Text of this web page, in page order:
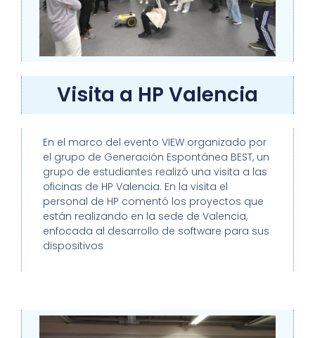
Visita a HP Valencia
En el marco del evento VIEW organizado por
el grupo de Generación Espontánea BEST, un
grupo de estudiantes realizó una visita a las
oficinas de HP Valencia. En la visita el
personal de HP comentó los proyectos que
están realizando en la sede de Valencia,
enfocada al desarrollo de software para sus
dispositivos